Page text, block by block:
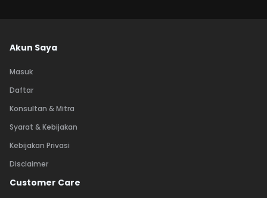
Akun Saya
Masuk
Daftar
Konsultan & Mitra
Syarat & Kebijakan
Kebijakan Privasi
Disclaimer
Customer Care